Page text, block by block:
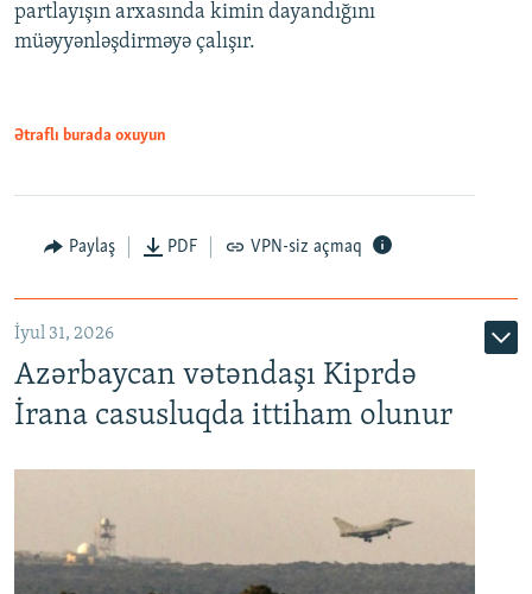
partlayışın arxasında kimin dayandığını
müəyyənləşdirməyə çalışır.
Ətraflı burada oxuyun
Paylaş PDF VPN-siz açmaq
İyul 31, 2026
Azərbaycan vətəndaşı Kiprdə
İrana casusluqda ittiham olunur